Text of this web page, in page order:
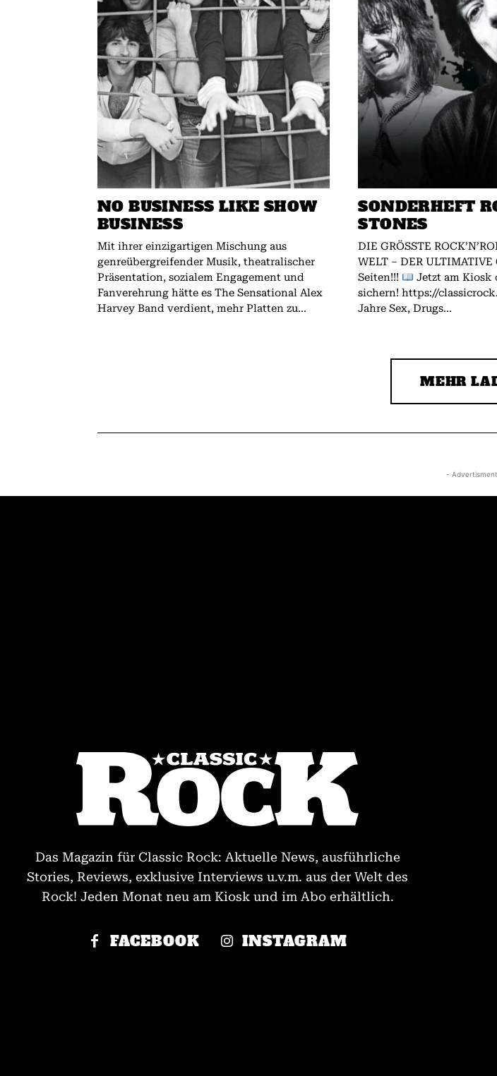
NO BUSINESS LIKE SHOW
BUSINESS
Mit ihrer einzigartigen Mischung aus
genreübergreifender Musik, theatralischer
Präsentation, sozialem Engagement und
Fanverehrung hätte es The Sensational Alex
Harvey Band verdient, mehr Platten zu...
SONDERHEFT
STONES
DIE GRÖSSTE
WELT – DER ULTIMATIVE
Seiten!!!
Jetzt am
sichern! https://classicrock.net/
Jahre Sex, Drugs...
MEHR
-
Das Magazin für Classic Rock: Aktuelle News, ausführliche
Stories, Reviews, exklusive Interviews u.v.m. aus der Welt des
Rock! Jeden Monat neu am Kiosk und im Abo erhältlich.
FACEBOOK INSTAGRAM